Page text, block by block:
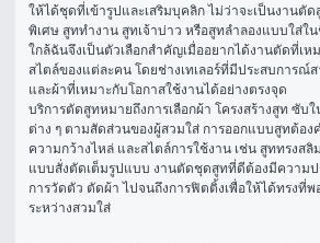
ให้ได้ชุดที่เข้ารูปและเสริมบุคลิก ไม่ว่าจะเป็นงานตั
พิเศษ สูททำงาน สูทเจ้าบ่าว หรือสูทลำลองแบบใส่ใ
ใกล้ฉันจึงเป็นตัวเลือกสำคัญเมื่ออยากได้งานตัดที่เห
สไตล์ของแต่ละคน โดยช่างเทเลอร์ที่มีประสบการณ์
และผ้าที่เหมาะกับโอกาสใช้งานได้อย่างตรงจุด
บริการตัดสูทหมายถึงการเลือกผ้า โครงสร้างสูท ซับ
ต่าง ๆ ตามสัดส่วนของผู้สวมใส่ การออกแบบสูทต้อง
ความกว้างไหล่ และสไตล์การใช้งาน เช่น สูททรงส
แบบสั่งตัดเต็มรูปแบบ งานตัดชุดสูทที่ดีต้องมีความ
การวัดตัว ตัดผ้า ไปจนถึงการฟิตติ้งเพื่อให้ได้ทรงที่
ระหว่างสวมใส่